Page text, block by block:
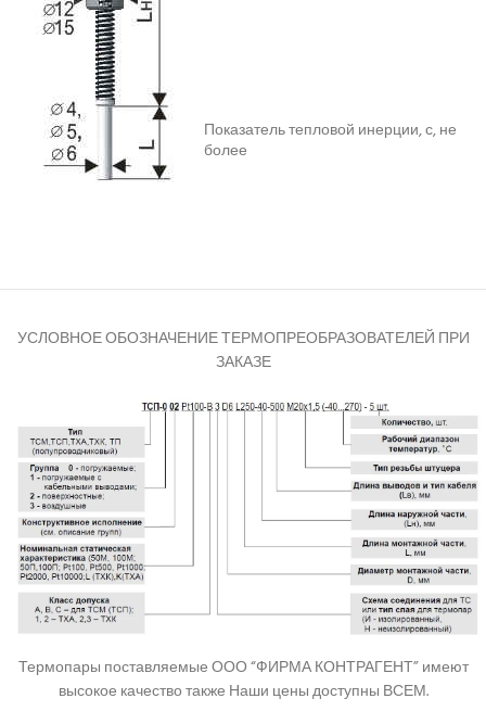
Показатель тепловой инерции, с, не
более
УСЛОВНОЕ ОБОЗНАЧЕНИЕ ТЕРМОПРЕОБРАЗОВАТЕЛЕЙ ПРИ
ЗАКАЗЕ
Термопары поставляемые ООО “ФИРМА КОНТРАГЕНТ” имеют
высокое качество также Наши цены доступны ВСЕМ.